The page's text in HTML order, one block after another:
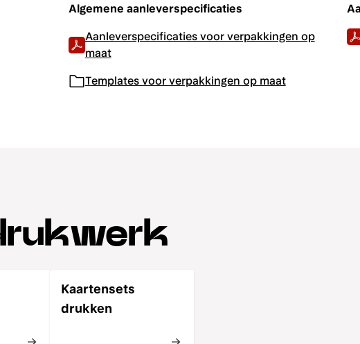
Algemene aanleverspecificaties
Aanleverspecificaties voor verpakkingen op
maat
Templates voor verpakkingen op maat
Kaartensets
drukken